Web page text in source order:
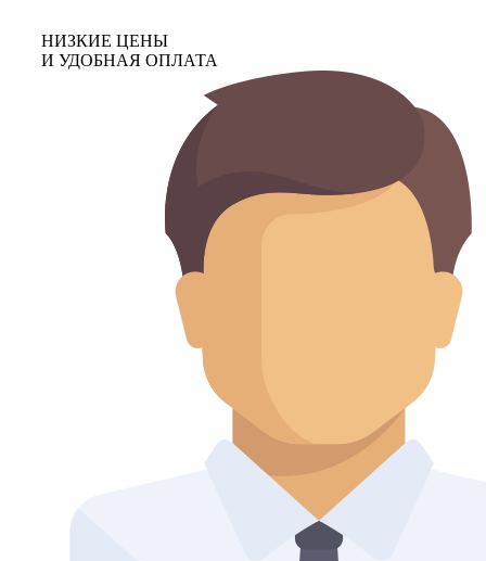
НИЗКИЕ ЦЕНЫ
И УДОБНАЯ ОПЛАТА